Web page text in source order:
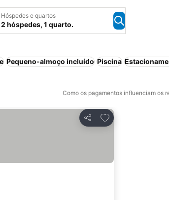
Hóspedes e quartos
2 hóspedes, 1 quarto.
Pequeno-almoço incluído Piscina
Como os pagamentos influenciam os
Partilhar
Adicionar aos